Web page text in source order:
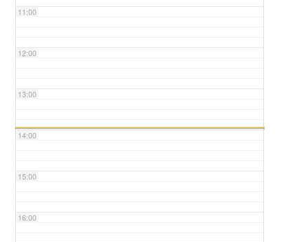
11:00
12:00
13:00
14:00
15:00
16:00